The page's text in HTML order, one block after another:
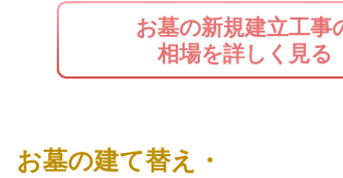
お墓の新規建立工事
相場を詳しく見る
お墓の建て替え・